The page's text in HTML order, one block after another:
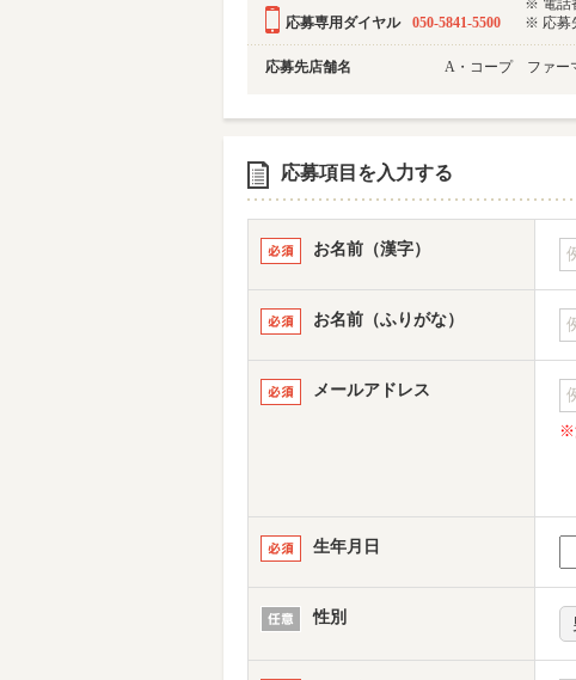
応募専用ダイヤル 050-5841-5500
※ 電話
※ 応募
応募先店舗名 A・コープ ファー
応募項目を入力する
お名前（漢字）
お名前（ふりがな）
メールアドレス
※
生年月日
性別